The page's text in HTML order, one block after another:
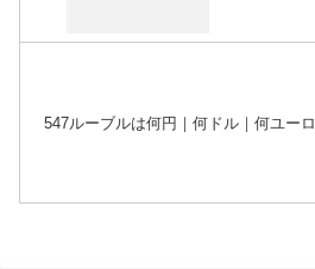
547ルーブルは何円｜何ドル｜何ユーロ